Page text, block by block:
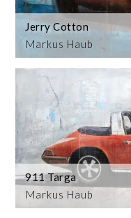
Markus Haub
Jerry Cotton
Markus Haub
911 Targa